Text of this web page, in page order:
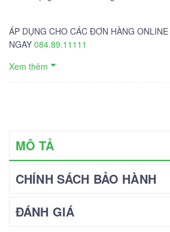
ÁP DỤNG CHO CÁC ĐƠN HÀNG
NGAY 084.89.11111
Xem thêm
MÔ TẢ
CHÍNH SÁCH BẢO HÀNH
ĐÁNH GIÁ